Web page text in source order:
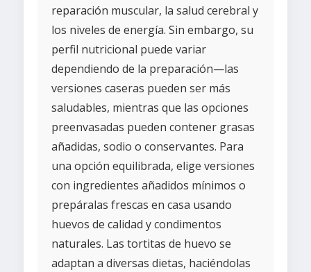
reparación muscular, la salud cerebral y
los niveles de energía. Sin embargo, su
perfil nutricional puede variar
dependiendo de la preparación—las
versiones caseras pueden ser más
saludables, mientras que las opciones
preenvasadas pueden contener grasas
añadidas, sodio o conservantes. Para
una opción equilibrada, elige versiones
con ingredientes añadidos mínimos o
prepáralas frescas en casa usando
huevos de calidad y condimentos
naturales. Las tortitas de huevo se
adaptan a diversas dietas, haciéndolas